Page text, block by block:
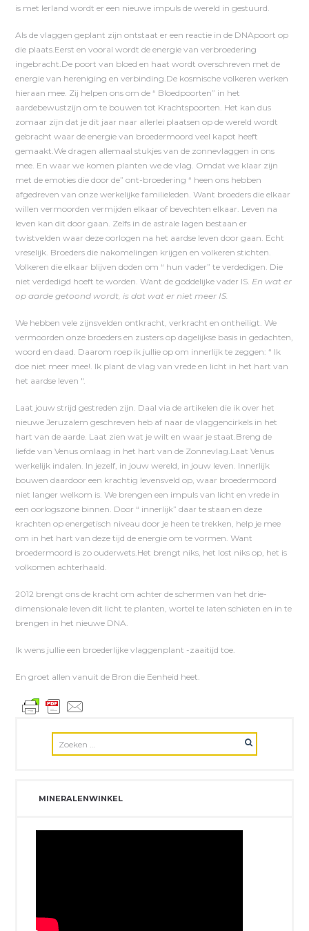
is met Ierland wordt er een nieuwe impuls de wereld in gestuurd.
Als de vlaggen geplant zijn ontstaat er een reactie in de DNApoort op
die plaats.Eerst en vooral wordt de energie van verbroedering
ingebracht.De poort van bloed en haat wordt overschreven met de
energie van hereniging en verbinding.De kosmische volkeren werken
hieraan mee. Zij helpen ons om de “ Bloedpoorten” in het
aardebewustzijn om te bouwen tot Krachtspoorten. Het kan dus
zomaar zijn dat je dit jaar naar allerlei plaatsen op de wereld wordt
gebracht waar de energie van broedermoord veel kapot heeft
gemaakt.We dragen allemaal stukjes van de zonnevlaggen in ons
mee. En waar we komen planten we de vlag. Omdat we klaar zijn
met de emoties die door de” ont-broedering “ heen ons hebben
afgedreven van onze werkelijke familieleden. Want broeders die elkaar
willen vermoorden vermijden elkaar of bevechten elkaar. Leven na
leven kan dit door gaan. Zelfs in de astrale lagen bestaan er
twistvelden waar deze oorlogen na het aardse leven door gaan. Echt
vreselijk. Broeders die nakomelingen krijgen en volkeren stichten.
Volkeren die elkaar blijven doden om “ hun vader” te verdedigen. Die
niet verdedigd hoeft te worden. Want de goddelijke vader IS. En wat er
op aarde getoond wordt, is dat wat er niet meer IS.
We hebben vele zijnsvelden ontkracht, verkracht en ontheiligt. We
vermoorden onze broeders en zusters op dagelijkse basis in gedachten,
woord en daad. Daarom roep ik jullie op om innerlijk te zeggen: “ Ik
doe niet meer mee!. Ik plant de vlag van vrede en licht in het hart van
het aardse leven ".
Laat jouw strijd gestreden zijn. Daal via de artikelen die ik over het
nieuwe Jeruzalem geschreven heb af naar de vlaggencirkels in het
hart van de aarde. Laat zien wat je wilt en waar je staat.Breng de
liefde van Venus omlaag in het hart van de Zonnevlag.Laat Venus
werkelijk indalen. In jezelf, in jouw wereld, in jouw leven. Innerlijk
bouwen daardoor een krachtig levensveld op, waar broedermoord
niet langer welkom is. We brengen een impuls van licht en vrede in
een oorlogszone binnen. Door “ innerlijk” daar te staan en deze
krachten op energetisch niveau door je heen te trekken, help je mee
om in het hart van deze tijd de energie om te vormen. Want
broedermoord is zo ouderwets.Het brengt niks, het lost niks op, het is
volkomen achterhaald.
2012 brengt ons de kracht om achter de schermen van het drie-
dimensionale leven dit licht te planten, wortel te laten schieten en in te
brengen in het nieuwe DNA.
Ik wens jullie een broederlijke vlaggenplant -zaaitijd toe.
En groet allen vanuit de Bron die Eenheid heet.
MINERALENWINKEL